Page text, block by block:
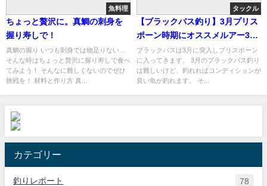
魚料理
ちょっと贅沢に。真鯛の刺身を
握り寿しで！
真鯛の握り いつも刺身では物足りない…
そんな時はちょっと贅沢に握り寿しで食べ
てみよう！ そんなに難しくないのでぜひ
挑戦を！ 材料と作り方 真...
タックル
【ブラックバス釣り】3月プリス
ポーン時期にオススメルアー3
選！！
ブラックバスは3月に突入しプリスポーン
に入ってきます。 3月のブラックバス釣り
は難しいけど、釣れればコンディションが
良い魚が釣れます。 そ...
カテゴリー
釣りレポート 78